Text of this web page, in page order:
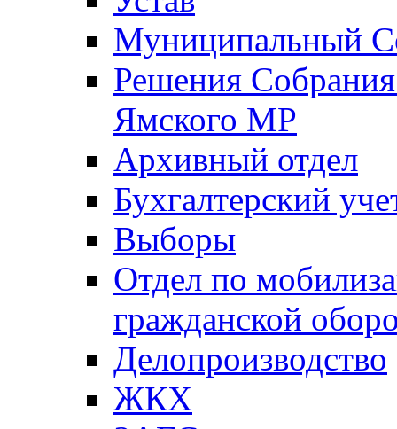
Муниципальный
Решения
Ямского МР
Архивный отдел
Бухгалтерский
Выборы
Отдел по
гражданской
Делопроизводство
ЖКХ